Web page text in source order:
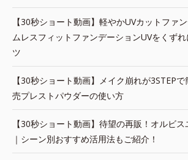
【30秒ショート動画】軽やかUVカットファ
ムレスフィットファンデーションUVをくず
ツ
【30秒ショート動画】メイク崩れが3STEP
売プレストパウダーの使い方
【30秒ショート動画】待望の再販！オルビ
｜シーン別おすすめ活用法もご紹介！